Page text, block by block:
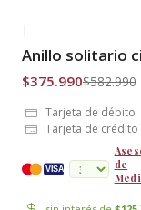
Envío Gratis
|
Anillo solitario
$375.990$582.990
Tarjeta de débito
Tarjeta de crédito
VISA
de